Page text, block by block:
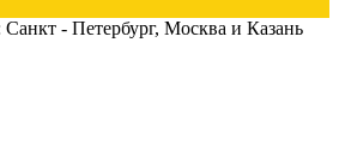
- Петербург, Москва и Казань